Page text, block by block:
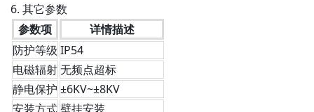
6. 其它参数
参数项
详情描述
防护等级 IP54
电磁辐射无频点超标
静电保护 ±6KV~±8KV
安装方式壁挂安装